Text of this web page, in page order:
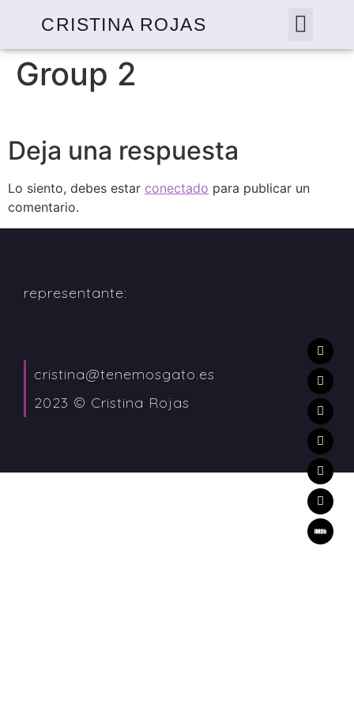
CRISTINA ROJAS
Group 2
Deja una respuesta
Lo siento, debes estar conectado para publicar un
comentario.
representante:
cristina@tenemosgato.es
2023 © Cristina Rojas